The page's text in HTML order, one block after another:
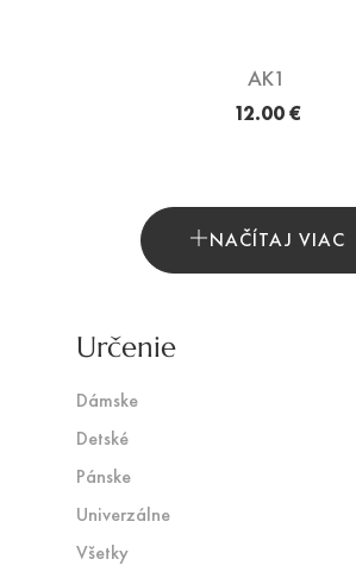
AK1
12.00 €
NAČÍTAJ VIAC
Určenie
Dámske
Detské
Pánske
Univerzálne
Všetky